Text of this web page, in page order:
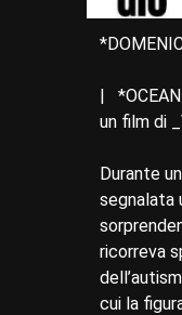
|
un film di
Durante
segnalata
ricorreva
cui la